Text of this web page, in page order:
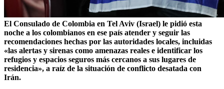
El Consulado de Colombia en Tel Aviv (Israel) le pidió esta
noche a los colombianos en ese país atender y seguir las
recomendaciones hechas por las autoridades locales, incluidas
«las alertas y sirenas como amenazas reales e identificar los
refugios y espacios seguros más cercanos a sus lugares de
residencia», a raíz de la situación de conflicto desatada con
Irán.